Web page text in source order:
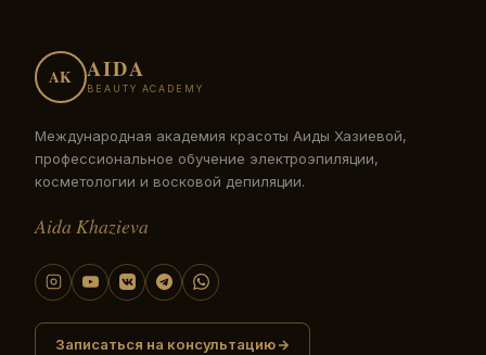
AK AIDA
BEAUTY ACADEMY
Международная академия красоты Аиды Хазиевой,
профессиональное обучение электроэпиляции,
косметологии и восковой депиляции.
Aida Khazieva
Записаться на консультацию